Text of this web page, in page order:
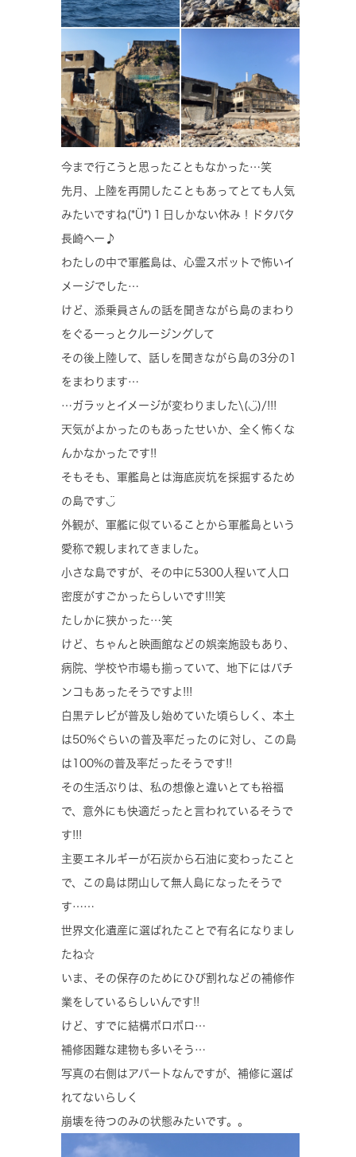
今まで行こうと思ったこともなかった…笑
先月、上陸を再開したこともあってとても人気
みたいですね(*Ü*)１日しかない休み！ドタバタ
長崎へー♪
わたしの中で軍艦島は、心霊スポットで怖いイ
メージでした…
けど、添乗員さんの話を聞きながら島のまわり
をぐるーっとクルージングして
その後上陸して、話しを聞きながら島の3分の1
をまわります…
…ガラッとイメージが変わりました\(◡̈)/!!!
天気がよかったのもあったせいか、全く怖くな
んかなかったです!!
そもそも、軍艦島とは海底炭坑を採掘するため
の島です◡̈
外観が、軍艦に似ていることから軍艦島という
愛称で親しまれてきました。
小さな島ですが、その中に5300人程いて人口
密度がすごかったらしいです!!!笑
たしかに狭かった…笑
けど、ちゃんと映画館などの娯楽施設もあり、
病院、学校や市場も揃っていて、地下にはパチ
ンコもあったそうですよ!!!
白黒テレビが普及し始めていた頃らしく、本土
は50%ぐらいの普及率だったのに対し、この島
は100%の普及率だったそうです!!
その生活ぶりは、私の想像と違いとても裕福
で、意外にも快適だったと言われているそうで
す!!!
主要エネルギーが石炭から石油に変わったこと
で、この島は閉山して無人島になったそうで
す……
世界文化遺産に選ばれたことで有名になりまし
たね☆
いま、その保存のためにひび割れなどの補修作
業をしているらしいんです!!
けど、すでに結構ボロボロ…
補修困難な建物も多いそう…
写真の右側はアパートなんですが、補修に選ば
れてないらしく
崩壊を待つのみの状態みたいです。。